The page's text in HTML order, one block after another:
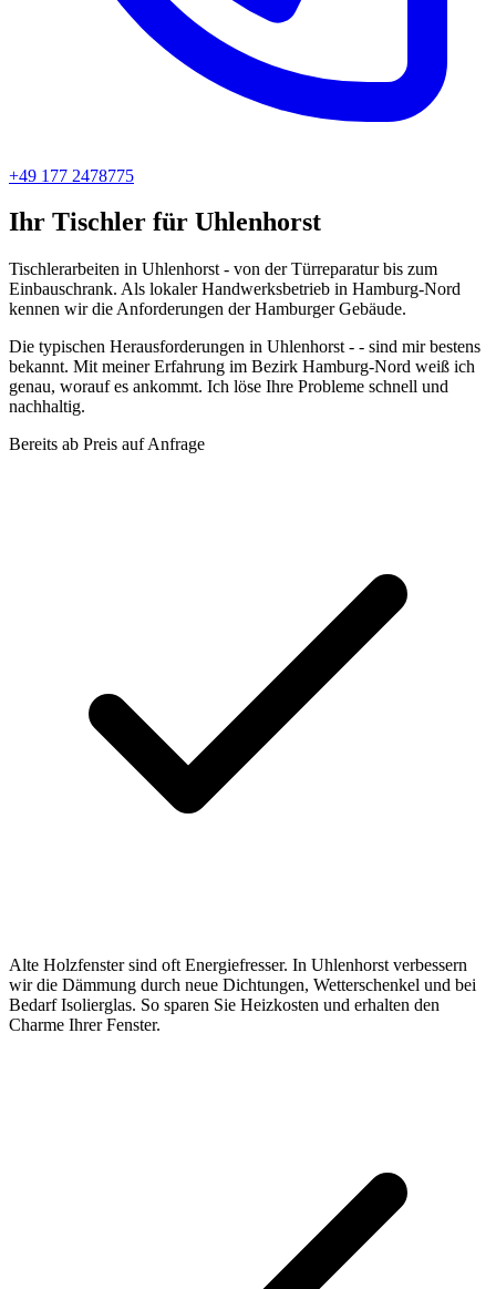
+49 177 2478775
Ihr Tischler für Uhlenhorst
Tischlerarbeiten in Uhlenhorst - von der Türreparatur bis zum
Einbauschrank. Als lokaler Handwerksbetrieb in Hamburg-Nord
kennen wir die Anforderungen der Hamburger Gebäude.
Die typischen Herausforderungen in Uhlenhorst - - sind mir bestens
bekannt. Mit meiner Erfahrung im Bezirk Hamburg-Nord weiß ich
genau, worauf es ankommt. Ich löse Ihre Probleme schnell und
nachhaltig.
Bereits ab Preis auf Anfrage
Alte Holzfenster sind oft Energiefresser. In Uhlenhorst verbessern
wir die Dämmung durch neue Dichtungen, Wetterschenkel und bei
Bedarf Isolierglas. So sparen Sie Heizkosten und erhalten den
Charme Ihrer Fenster.